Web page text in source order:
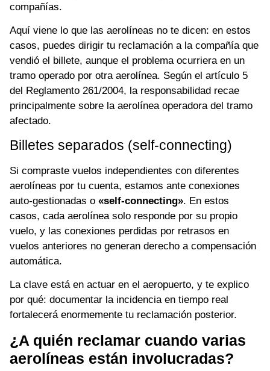
compañías.
Aquí viene lo que las aerolíneas no te dicen: en estos
casos, puedes dirigir tu reclamación a la compañía que
vendió el billete, aunque el problema ocurriera en un
tramo operado por otra aerolínea. Según el artículo 5
del Reglamento 261/2004, la responsabilidad recae
principalmente sobre la aerolínea operadora del tramo
afectado.
Billetes separados (self-connecting)
Si compraste vuelos independientes con diferentes
aerolíneas por tu cuenta, estamos ante conexiones
auto-gestionadas o «self-connecting». En estos
casos, cada aerolínea solo responde por su propio
vuelo, y las conexiones perdidas por retrasos en
vuelos anteriores no generan derecho a compensación
automática.
La clave está en actuar en el aeropuerto, y te explico
por qué: documentar la incidencia en tiempo real
fortalecerá enormemente tu reclamación posterior.
¿A quién reclamar cuando varias
aerolíneas están involucradas?